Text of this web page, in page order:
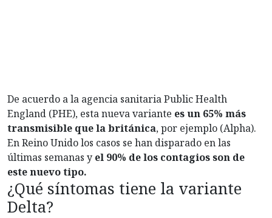
De acuerdo a la agencia sanitaria Public Health
England (PHE), esta nueva variante es un 65% más
transmisible que la británica, por ejemplo (Alpha).
En Reino Unido los casos se han disparado en las
últimas semanas y el 90% de los contagios son de
este nuevo tipo.
¿Qué síntomas tiene la variante
Delta?